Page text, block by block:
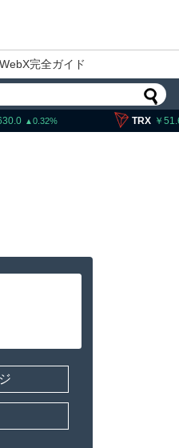
WebX完全ガイド
0.32 TRX 51.68